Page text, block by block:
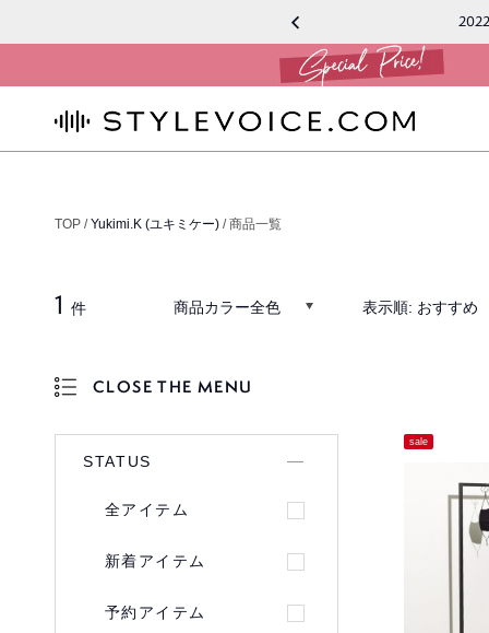
TOP /Yukimi.K (ユキミケー) / 商品一覧
1 件 商品カラー全色 表示順: おすすめ
CLOSE THE MENU
STATUS
全アイテム
新着アイテム
予約アイテム
sale